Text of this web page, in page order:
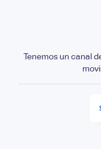
Tenemos un canal